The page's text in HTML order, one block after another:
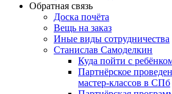
Обратная связь
Доска почёта
Вещь на заказ
Иные виды сотрудничества
Станислав Самоделкин
Куда пойти с
Партнёрское
мастер-классов в СПб